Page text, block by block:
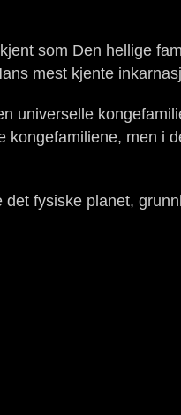
som Den hellige
mest kjente
universelle
kongefamiliene, men i
fysiske planet,